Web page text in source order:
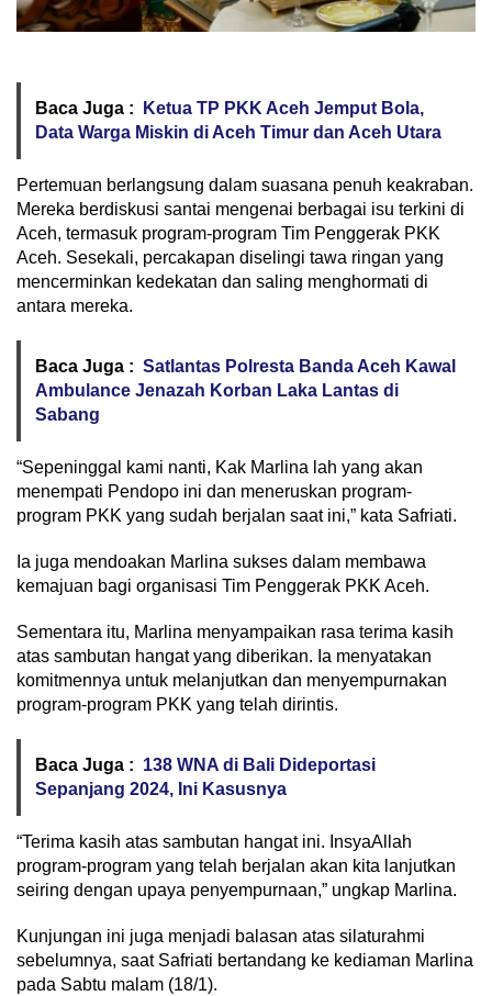
Baca Juga :
Ketua TP PKK Aceh Jemput Bola,
Data Warga Miskin di Aceh Timur dan Aceh Utara
Pertemuan berlangsung dalam suasana penuh keakraban.
Mereka berdiskusi santai mengenai berbagai isu terkini di
Aceh, termasuk program-program Tim Penggerak PKK
Aceh. Sesekali, percakapan diselingi tawa ringan yang
mencerminkan kedekatan dan saling menghormati di
antara mereka.
Baca Juga : Satlantas Polresta Banda Aceh Kawal
Ambulance Jenazah Korban Laka Lantas di
Sabang
“Sepeninggal kami nanti, Kak Marlina lah yang akan
menempati Pendopo ini dan meneruskan program-
program PKK yang sudah berjalan saat ini,” kata Safriati.
Ia juga mendoakan Marlina sukses dalam membawa
kemajuan bagi organisasi Tim Penggerak PKK Aceh.
Sementara itu, Marlina menyampaikan rasa terima kasih
atas sambutan hangat yang diberikan. Ia menyatakan
komitmennya untuk melanjutkan dan menyempurnakan
program-program PKK yang telah dirintis.
Baca Juga : 138 WNA di Bali Dideportasi
Sepanjang 2024, Ini Kasusnya
“Terima kasih atas sambutan hangat ini. InsyaAllah
program-program yang telah berjalan akan kita lanjutkan
seiring dengan upaya penyempurnaan,” ungkap Marlina.
Kunjungan ini juga menjadi balasan atas silaturahmi
sebelumnya, saat Safriati bertandang ke kediaman Marlina
pada Sabtu malam (18/1).